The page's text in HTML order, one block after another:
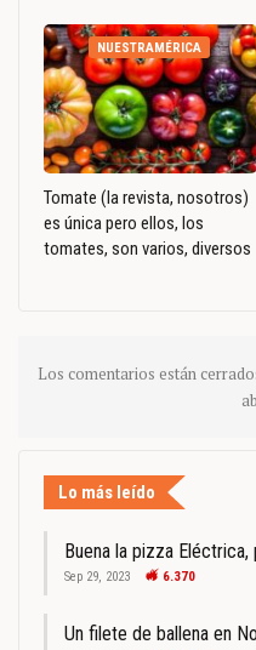
NUESTRAMÉRICA
Tomate (la revista, nosotros)
es única pero ellos, los
tomates, son varios, diversos
Los comentarios están
Lo más leído
Buena la pizza
Sep 29, 2023 6.370
Un filete de ballena en